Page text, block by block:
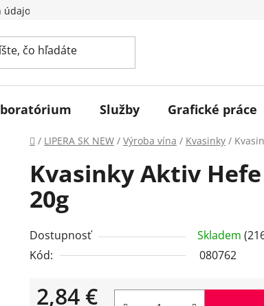
Služby Grafické práce
Domov
/ LIPERA SK NEW / Výroba vína / Kvasinky /
Kvasinky Aktiv
20g
Dostupnosť Skladem
Kód:
080762
2,84 €